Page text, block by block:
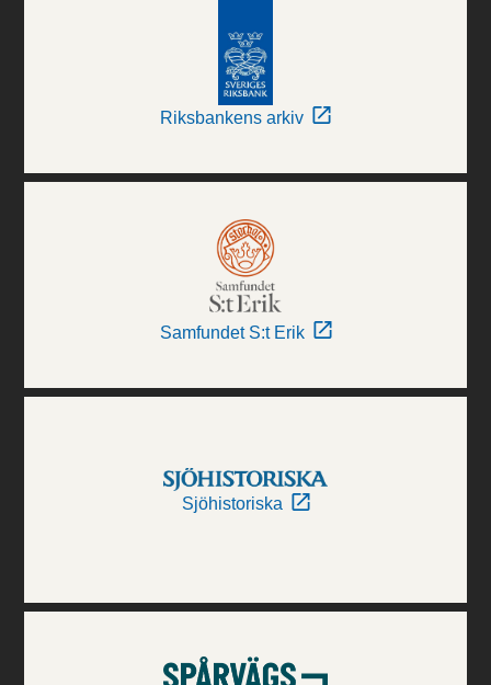
Riksbankens arkiv
Samfundet S:t Erik
Sjöhistoriska